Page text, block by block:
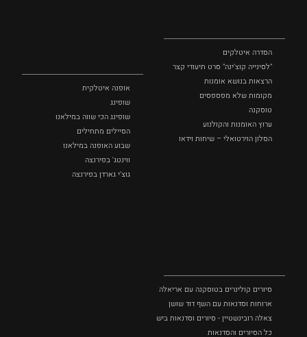
הסדרה איטלקים
"לסינייה קוצ'ינה" סרט תיעודי קצר
הרצאות בנושא אומנות
מקומות שלא מפספסים
טוסקנה
ערוץ האומנות והקולנוע
הסלון הוירטואלי – שיחות וידאו
אופנה איטלקית
שופינג
שופינג הכי שווה במילאנו
הסיילים מתחילים
שבוע האופנה במילאנו
ווינטג' בפירנצה
גוצ'י גארדן בפירנצה
סיורים קולינרים בטוסקנה עם אריאלה בנקיר
ארוחות וסדנאות עם השף דוד שושן
צאלה רובינשטיין - סיורים וסדנאות בישול בטוסקנה
כל הסיורים והסדנאות